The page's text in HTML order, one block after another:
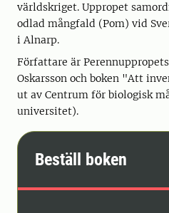
världskriget. Uppropet
odlad mångfald (Pom) vid
i Alnarp.
Författare är
Oskarsson och boken "Att
ut av Centrum för biologisk
universitet).
Beställ boken